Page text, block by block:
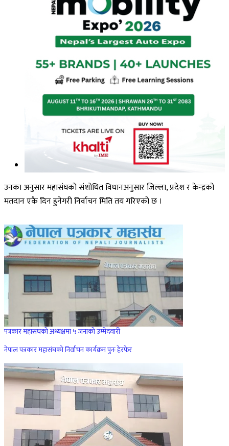
उनका अनुसार महासंघको संशोधित विधानअनुसार जिल्ला, प्रदेश र केन्द्रको
मतदान एकै दिन हुनेगरी निर्वाचन मिति तय गरिएको छ ।
पत्रकार महासंघको अध्यक्षमा ५ जनाको उम्मेदवारी
नेपाल पत्रकार महासंघको निर्वाचन कार्यक्रम पुनः हेरफेर